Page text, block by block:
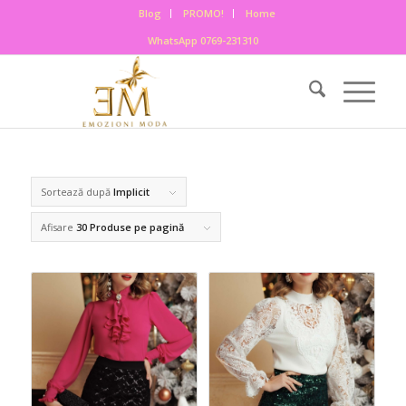
Blog PROMO!
Home
WhatsApp 0769-231310
Sortează după Implicit
Afisare 30 Produse pe pagină